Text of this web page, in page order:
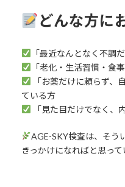
どんな方に
「最近なんとなく不調
「老化・生活習慣・食
「お薬だけに頼らず、
ている方
「見た目だけでなく、
AGE-SKY検査は、そう
きっかけになればと思って